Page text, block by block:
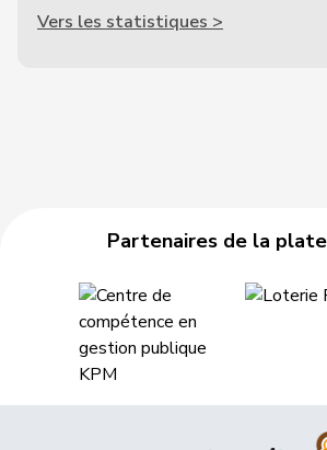
Vers les statistiques >
Partenaires de la